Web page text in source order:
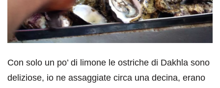
Con solo un po’ di limone le ostriche di Dakhla sono
deliziose, io ne assaggiate circa una decina, erano